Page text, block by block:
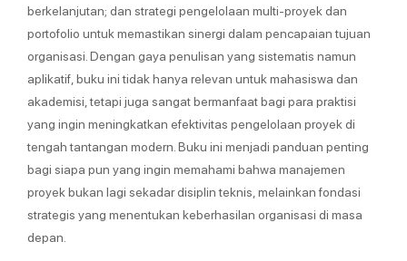
berkelanjutan; dan strategi pengelolaan multi-proyek dan
portofolio untuk memastikan sinergi dalam pencapaian tujuan
organisasi. Dengan gaya penulisan yang sistematis namun
aplikatif, buku ini tidak hanya relevan untuk mahasiswa dan
akademisi, tetapi juga sangat bermanfaat bagi para praktisi
yang ingin meningkatkan efektivitas pengelolaan proyek di
tengah tantangan modern. Buku ini menjadi panduan penting
bagi siapa pun yang ingin memahami bahwa manajemen
proyek bukan lagi sekadar disiplin teknis, melainkan fondasi
strategis yang menentukan keberhasilan organisasi di masa
depan.